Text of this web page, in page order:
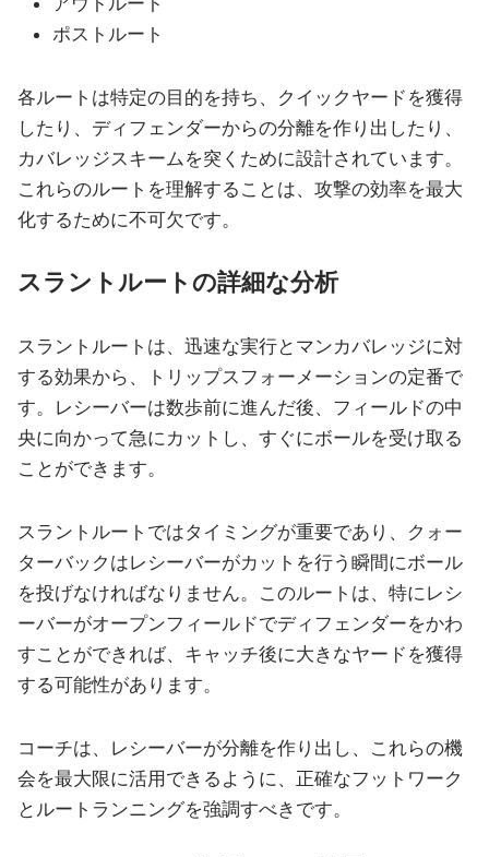
ポストルート
各ルートは特定の目的を持ち、クイックヤードを獲得
したり、ディフェンダーからの分離を作り出したり、
カバレッジスキームを突くために設計されています。
これらのルートを理解することは、攻撃の効率を最大
化するために不可欠です。
スラントルートの詳細な分析
スラントルートは、迅速な実行とマンカバレッジに対
する効果から、トリップスフォーメーションの定番で
す。レシーバーは数歩前に進んだ後、フィールドの中
央に向かって急にカットし、すぐにボールを受け取る
ことができます。
スラントルートではタイミングが重要であり、クォー
ターバックはレシーバーがカットを行う瞬間にボール
を投げなければなりません。このルートは、特にレシ
ーバーがオープンフィールドでディフェンダーをかわ
すことができれば、キャッチ後に大きなヤードを獲得
する可能性があります。
コーチは、レシーバーが分離を作り出し、これらの機
会を最大限に活用できるように、正確なフットワーク
とルートランニングを強調すべきです。